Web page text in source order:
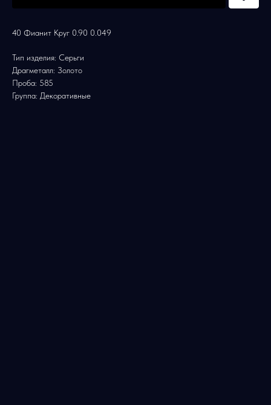
40 Фианит Круг 0.90 0.049
Тип изделия: Серьги
Драгметалл: Золото
Проба: 585
Группа: Декоративные